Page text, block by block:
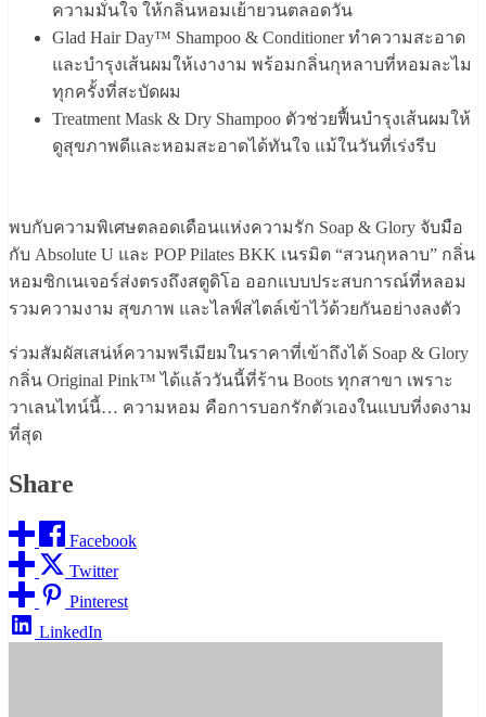
ความมั่นใจ ให้กลิ่นหอมเย้ายวนตลอดวัน
Glad Hair Day™ Shampoo & Conditioner ทำความสะอาด
และบำรุงเส้นผมให้เงางาม พร้อมกลิ่นกุหลาบที่หอมละไม
ทุกครั้งที่สะบัดผม
Treatment Mask & Dry Shampoo ตัวช่วยฟื้นบำรุงเส้นผมให้
ดูสุขภาพดีและหอมสะอาดได้ทันใจ แม้ในวันที่เร่งรีบ
พบกับความพิเศษตลอดเดือนแห่งความรัก Soap & Glory จับมือ
กับ Absolute U และ POP Pilates BKK เนรมิต “สวนกุหลาบ” กลิ่น
หอมซิกเนเจอร์ส่งตรงถึงสตูดิโอ ออกแบบประสบการณ์ที่หลอม
รวมความงาม สุขภาพ และไลฟ์สไตล์เข้าไว้ด้วยกันอย่างลงตัว
ร่วมสัมผัสเสน่ห์ความพรีเมียมในราคาที่เข้าถึงได้ Soap & Glory
กลิ่น Original Pink™ ได้แล้ววันนี้ที่ร้าน Boots ทุกสาขา เพราะ
วาเลนไทน์นี้… ความหอม คือการบอกรักตัวเองในแบบที่งดงาม
ที่สุด
Share
Facebook
Twitter
Pinterest
LinkedIn